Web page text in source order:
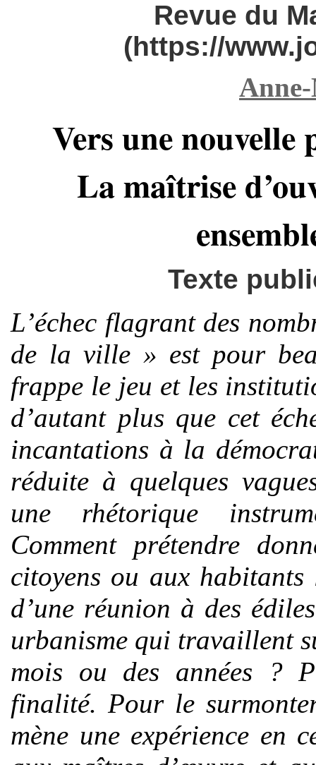
Revue du
(https://
Vers une nouvelle
La maîtrise
Texte
L’échec flagrant des
de la ville » est pour
frappe le jeu et les
d’autant plus que cet
incantations à la
réduite à quelques
une rhétorique
Comment prétendre
citoyens ou aux habitants
d’une réunion à des
urbanisme qui travaillent
mois ou des années ?
finalité. Pour le
mène une expérience en